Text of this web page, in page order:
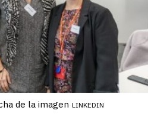
de la imagen LINKEDIN